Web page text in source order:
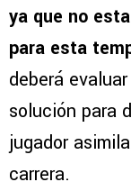
ya que no
para esta
deberá
solución para
jugador
carrera.